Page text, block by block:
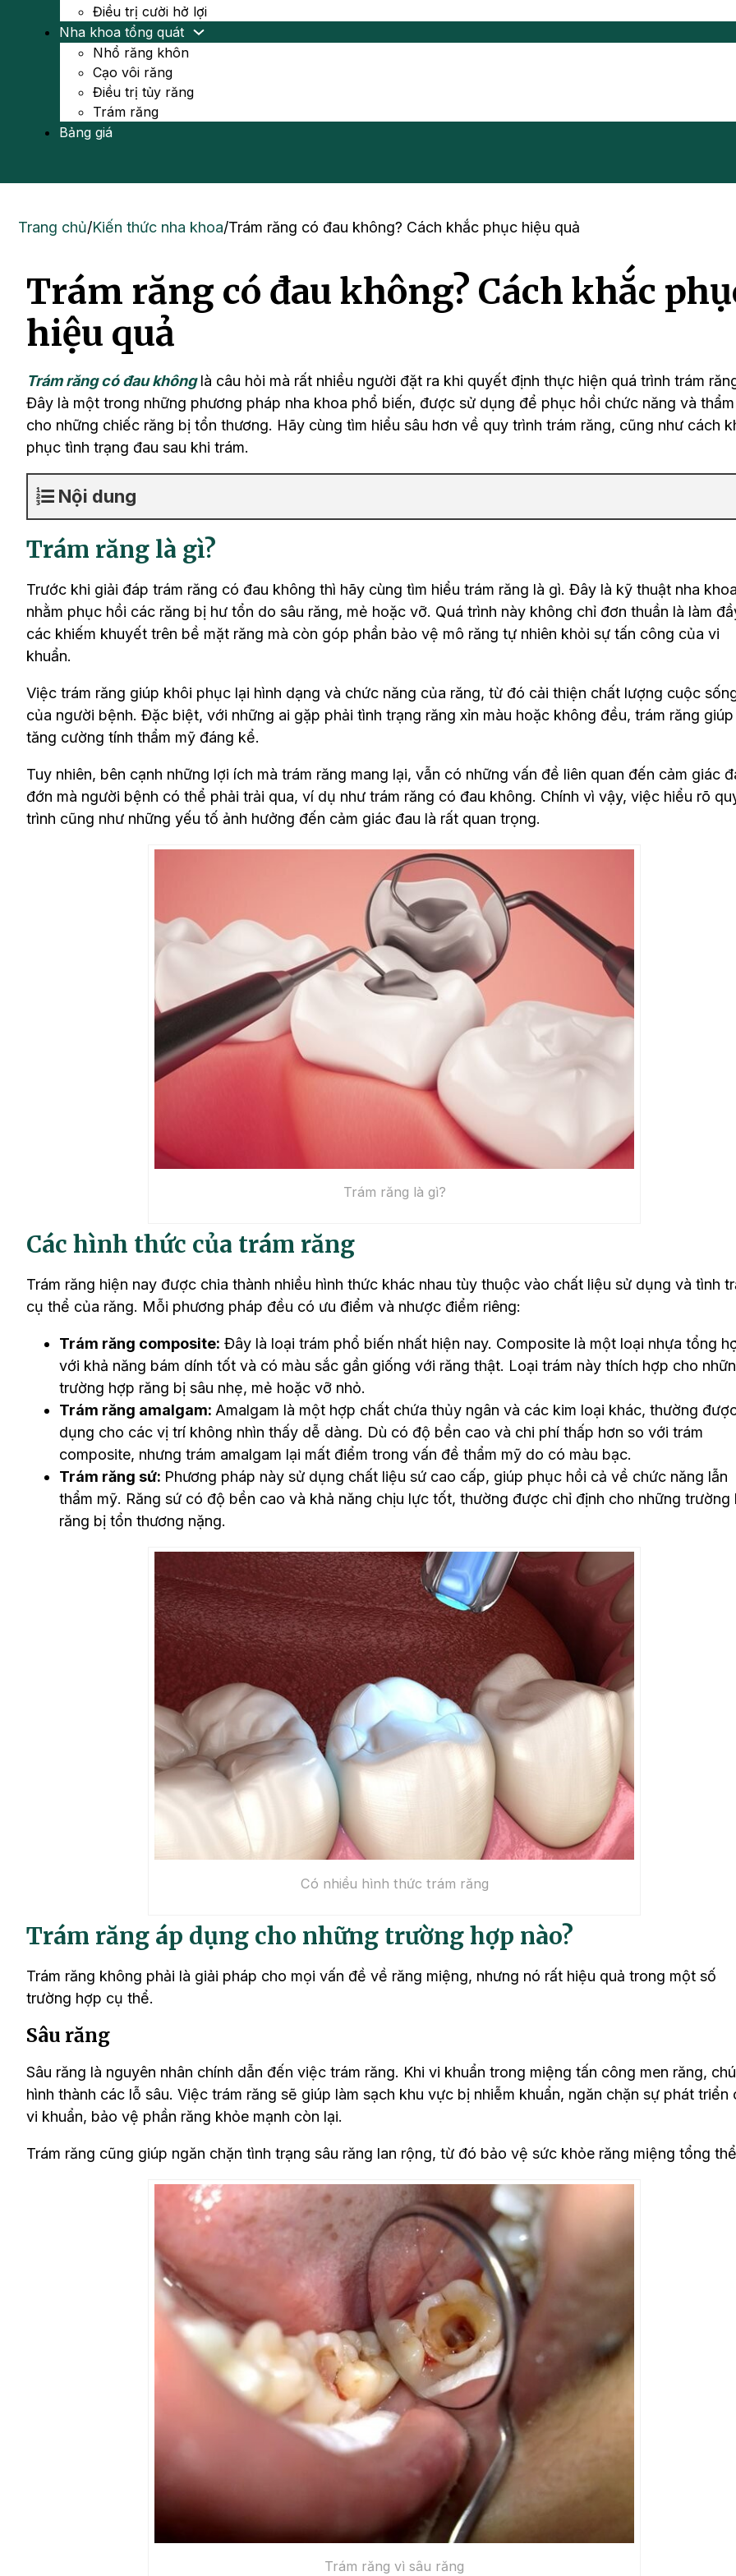
Điều trị cười hở lợi
Nha khoa tổng quát
Nhổ răng khôn
Cạo vôi răng
Điều trị tủy răng
Trám răng
Bảng giá
Trang chủ/Kiến thức nha khoa/Trám răng có đau không? Cách khắc phục hiệu quả
Trám răng có đau không? Cách khắc
hiệu quả
Trám răng có đau không là câu hỏi mà rất nhiều người đặt ra khi quyết định thực hiện quá trình trám
Đây là một trong những phương pháp nha khoa phổ biến, được sử dụng để phục hồi chức năng và
cho những chiếc răng bị tổn thương. Hãy cùng tìm hiểu sâu hơn về quy trình trám răng, cũng như cách
phục tình trạng đau sau khi trám.
Nội dung
Trám răng là gì?
Trước khi giải đáp trám răng có đau không​ thì hãy cùng tìm hiểu trám răng là gì. Đây là kỹ thuật nha
nhằm phục hồi các răng bị hư tổn do sâu răng, mẻ hoặc vỡ. Quá trình này không chỉ đơn thuần là làm
các khiếm khuyết trên bề mặt răng mà còn góp phần bảo vệ mô răng tự nhiên khỏi sự tấn công của vi
khuẩn.
Việc trám răng giúp khôi phục lại hình dạng và chức năng của răng, từ đó cải thiện chất lượng cuộc
của người bệnh. Đặc biệt, với những ai gặp phải tình trạng răng xỉn màu hoặc không đều, trám răng giúp
tăng cường tính thẩm mỹ đáng kể.
Tuy nhiên, bên cạnh những lợi ích mà trám răng mang lại, vẫn có những vấn đề liên quan đến cảm giác
đớn mà người bệnh có thể phải trải qua, ví dụ như trám răng có đau không​. Chính vì vậy, việc hiểu rõ
trình cũng như những yếu tố ảnh hưởng đến cảm giác đau là rất quan trọng.
Trám răng là gì?
Các hình thức của trám răng
Trám răng hiện nay được chia thành nhiều hình thức khác nhau tùy thuộc vào chất liệu sử dụng và tình
cụ thể của răng. Mỗi phương pháp đều có ưu điểm và nhược điểm riêng:
Trám răng composite: Đây là loại trám phổ biến nhất hiện nay. Composite là một loại nhựa tổng
với khả năng bám dính tốt và có màu sắc gần giống với răng thật. Loại trám này thích hợp cho
trường hợp răng bị sâu nhẹ, mẻ hoặc vỡ nhỏ.
Trám răng amalgam: Amalgam là một hợp chất chứa thủy ngân và các kim loại khác, thường
dụng cho các vị trí không nhìn thấy dễ dàng. Dù có độ bền cao và chi phí thấp hơn so với trám
composite, nhưng trám amalgam lại mất điểm trong vấn đề thẩm mỹ do có màu bạc.
Trám răng sứ: Phương pháp này sử dụng chất liệu sứ cao cấp, giúp phục hồi cả về chức năng lẫn
thẩm mỹ. Răng sứ có độ bền cao và khả năng chịu lực tốt, thường được chỉ định cho những trường
răng bị tổn thương nặng.
Có nhiều hình thức trám răng
Trám răng áp dụng cho những trường hợp nào?
Trám răng không phải là giải pháp cho mọi vấn đề về răng miệng, nhưng nó rất hiệu quả trong một số
trường hợp cụ thể.
Sâu răng
Sâu răng là nguyên nhân chính dẫn đến việc trám răng. Khi vi khuẩn trong miệng tấn công men răng,
hình thành các lỗ sâu. Việc trám răng sẽ giúp làm sạch khu vực bị nhiễm khuẩn, ngăn chặn sự phát triển
vi khuẩn, bảo vệ phần răng khỏe mạnh còn lại.
Trám răng cũng giúp ngăn chặn tình trạng sâu răng lan rộng, từ đó bảo vệ sức khỏe răng miệng tổng
Trám răng vì sâu răng